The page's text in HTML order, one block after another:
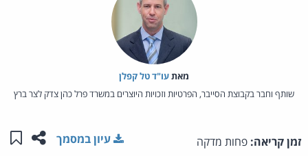
מאת‏עו"ד טל קפלן
שותף וחבר בקבוצת הסייבר, הפרטיות וזכויות היוצרים במשרד פרל כהן צדק לצר ברץ
זמן קריאה: פחות מדקה שתפו
עיון במסמך